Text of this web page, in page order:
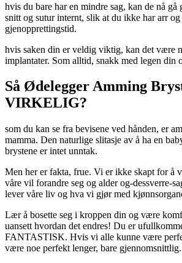
hvis du bare har en mindre sag, kan de nå
snitt og sutur internt, slik at du ikke har arr
gjenopprettingstid.
hvis saken din er veldig viktig, kan det være
implantater. Som alltid, snakk med legen din
Så Ødelegger Amming
VIRKELIG?
som du kan se fra bevisene ved hånden, er
mamma. Den naturlige slitasje av å ha en
brystene er intet unntak.
Men her er fakta, frue. Vi er ikke skapt for å
våre vil forandre seg og alder og-dessverre-
lever våre liv og hva vi gjør med
Lær å bosette seg i kroppen din og være
uansett hvordan det endres! Du er
FANTASTISK. Hvis vi alle kunne være
være noe perfekt lenger, bare gjennomsnittlig.